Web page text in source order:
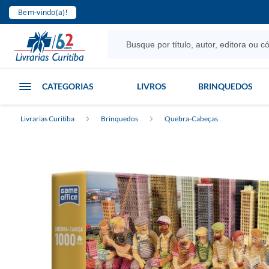
Bem-vindo(a)!
CATEGORIAS LIVROS BRINQUEDOS
Livrarias Curitiba Brinquedos Quebra-Cabeças